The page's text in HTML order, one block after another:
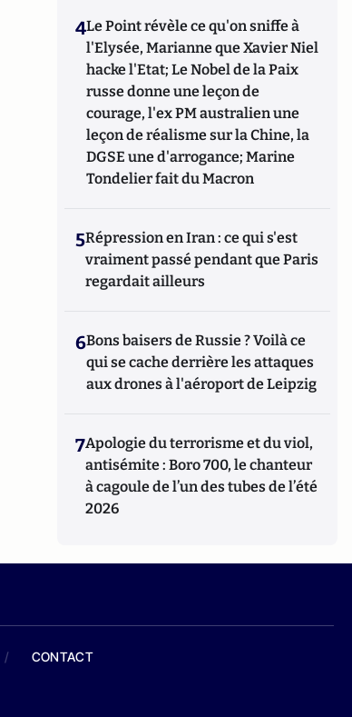
4Le Point révèle ce qu'on sniffe à
l'Elysée, Marianne que Xavier Niel
hacke l'Etat; Le Nobel de la Paix
russe donne une leçon de
courage, l'ex PM australien une
leçon de réalisme sur la Chine, la
DGSE une d'arrogance; Marine
Tondelier fait du Macron
5Répression en Iran : ce qui s'est
vraiment passé pendant que Paris
regardait ailleurs
6Bons baisers de Russie ? Voilà ce
qui se cache derrière les attaques
aux drones à l'aéroport de Leipzig
7Apologie du terrorisme et du viol,
antisémite : Boro 700, le chanteur
à cagoule de l’un des tubes de l’été
2026
/ CONTACT